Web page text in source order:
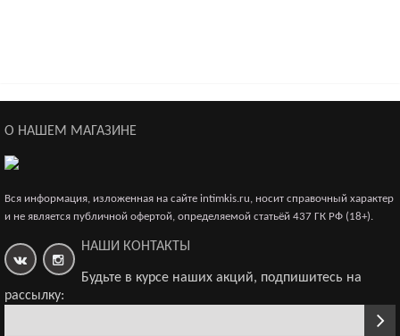
Polly - Костюм полицейского (3 предм.) черный-S/M
4 313р.
О НАШЕМ МАГАЗИНЕ
Вся информация, изложенная на сайте intimkis.ru, носит справочный характер
и не является публичной офертой, определяемой статьёй 437 ГК РФ (18+).
НАШИ КОНТАКТЫ
Будьте в курсе наших акций, подпишитесь на
рассылку: